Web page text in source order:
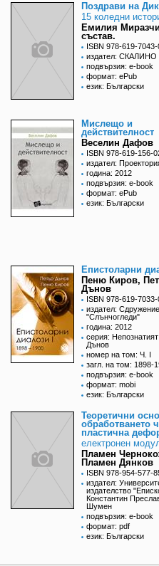
Поздрави на
15 коледни
Емилия
състав.
ISBN 978-619-
издател: СКАЛИНО
подвързия: e-book
формат: ePub
език: Български
Мислещо и
действителност
Веселин Дафов
ISBN 978-619-156-
издател:
година: 2012
подвързия: e-book
формат: ePub
език: Български
Епистоларни
Пеню Киров,
Дънов
ISBN 978-619-
издател: Сдружение
"Слънчогледи"
година: 2012
серия:
Дънов
номер на том: Ч. I
загл. на том: 1898-
подвързия: e-book
формат: mobi
език: Български
Теоретични
обработването
пластична
електронен
Пламен
Пламен Дянков
ISBN 978-954-577-
издател:
издателство
Константин
Шумен
подвързия: e-book
формат: pdf
език: Български